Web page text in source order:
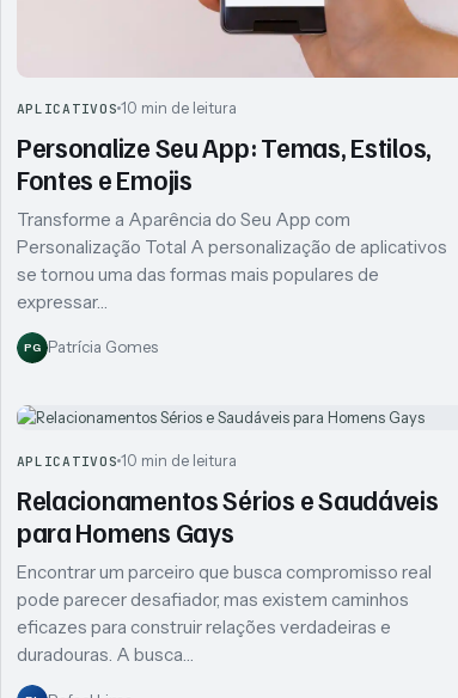
APLICATIVOS 10 min de leitura
Personalize Seu App: Temas, Estilos,
Fontes e Emojis
Transforme a Aparência do Seu App com
Personalização Total A personalização de aplicativos
se tornou uma das formas mais populares de
expressar…
PG Patrícia Gomes
APLICATIVOS 10 min de leitura
Relacionamentos Sérios e Saudáveis
para Homens Gays
Encontrar um parceiro que busca compromisso real
pode parecer desafiador, mas existem caminhos
eficazes para construir relações verdadeiras e
duradouras. A busca…